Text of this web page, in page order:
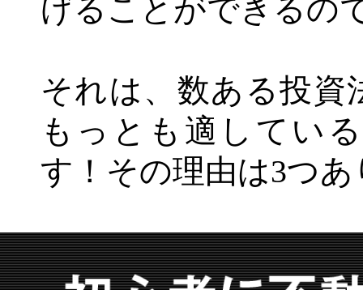
げることができるの
それは、数ある投資
もっとも適してい
す！その理由は3つ